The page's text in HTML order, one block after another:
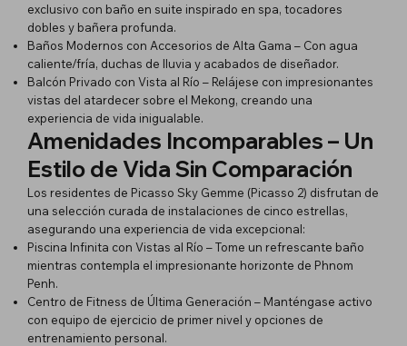
exclusivo con baño en suite inspirado en spa, tocadores
dobles y bañera profunda.
Baños Modernos con Accesorios de Alta Gama – Con agua
caliente/fría, duchas de lluvia y acabados de diseñador.
Balcón Privado con Vista al Río – Relájese con impresionantes
vistas del atardecer sobre el Mekong, creando una
experiencia de vida inigualable.
Amenidades Incomparables – Un
Estilo de Vida Sin Comparación
Los residentes de Picasso Sky Gemme (Picasso 2) disfrutan de
una selección curada de instalaciones de cinco estrellas,
asegurando una experiencia de vida excepcional:
Piscina Infinita con Vistas al Río – Tome un refrescante baño
mientras contempla el impresionante horizonte de Phnom
Penh.
Centro de Fitness de Última Generación – Manténgase activo
con equipo de ejercicio de primer nivel y opciones de
entrenamiento personal.